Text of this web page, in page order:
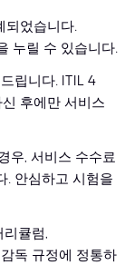
되었습니다.
누릴 수 있습니다.
립니다. ITIL 4
후에만 서비스
우, 서비스 수수료
. 안심하고 시험을
큘럼,
독 규정에 정통하